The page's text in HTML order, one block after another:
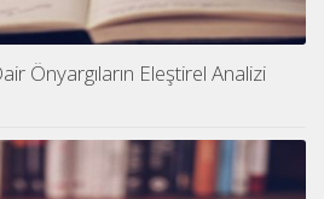
Önyargıların Eleştirel Analizi